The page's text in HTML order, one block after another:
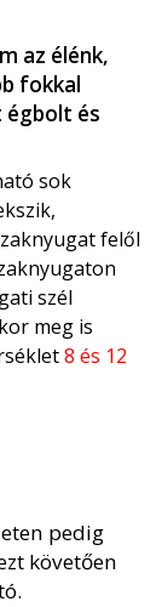
az élénk,
fokkal
égbolt és
sok
felől
szél
meg is
8 és 12
pedig
követően